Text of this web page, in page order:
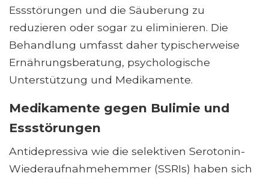
Essstörungen und die Säuberung zu
reduzieren oder sogar zu eliminieren. Die
Behandlung umfasst daher typischerweise
Ernährungsberatung, psychologische
Unterstützung und Medikamente.
Medikamente gegen Bulimie und
Essstörungen
Antidepressiva wie die selektiven Serotonin-
Wiederaufnahmehemmer (SSRIs) haben sich